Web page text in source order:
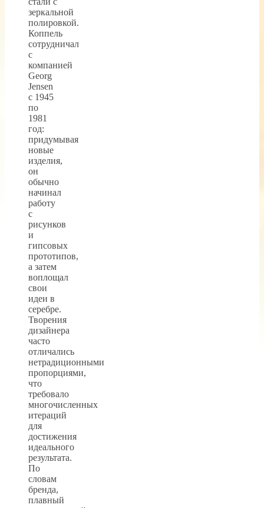
зеркальной
полировкой.
Коппель
сотрудничал
с
компанией
Georg
Jensen
с 1945
по
1981
год:
придумывая
новые
изделия,
он
обычно
начинал
работу
с
рисунков
и
гипсовых
прототипов,
а затем
воплощал
свои
идеи в
серебре.
Творения
дизайнера
часто
отличались
нетрадиционными
пропорциями,
что
требовало
многочисленных
итераций
для
достижения
идеального
результата.
По
словам
бренда,
плавный